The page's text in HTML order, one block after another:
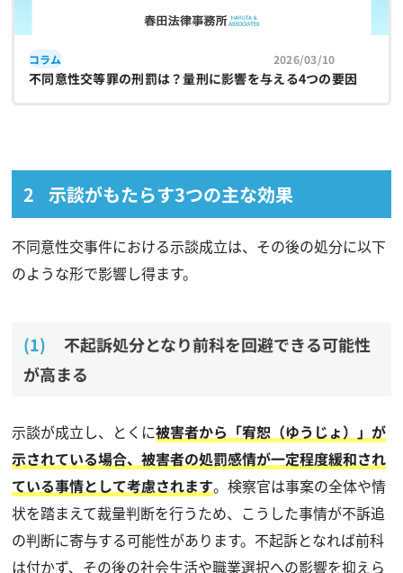
コラム 2026/03/10
不同意性交等罪の刑罰は？量刑に影響を与える4つの要因
示談がもたらす3つの主な効果
不同意性交事件における示談成立は、その後の処分に以下
のような形で影響し得ます。
不起訴処分となり前科を回避できる可能性
が高まる
示談が成立し、とくに被害者から「宥恕（ゆうじょ）」が
示されている場合、被害者の処罰感情が一定程度緩和され
ている事情として考慮されます。検察官は事案の全体や情
状を踏まえて裁量判断を行うため、こうした事情が不訴追
の判断に寄与する可能性があります。不起訴となれば前科
は付かず、その後の社会生活や職業選択への影響を抑えら